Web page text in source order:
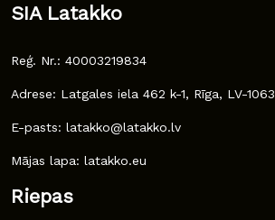
SIA Latakko
Reģ. Nr.: 40003219834
Adrese: Latgales iela 462 k-1, Rīga, LV-1063
E-pasts: latakko@latakko.lv
Mājas lapa: latakko.eu
Riepas